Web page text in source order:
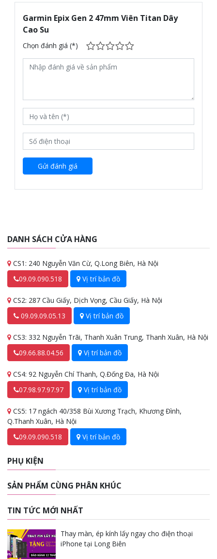
Garmin Epix Gen 2 47mm Viên Titan Dây
Cao Su
Chọn đánh giá (*)
Gửi đánh giá
DANH SÁCH CỬA HÀNG
CS1: 240 Nguyễn Văn Cừ, Q.Long Biên, Hà Nội
09.09.090.518
Vị trí bản đồ
CS2: 287 Cầu Giấy, Dịch Vọng, Cầu Giấy, Hà Nội
09.09.09.05.13
Vị trí bản đồ
CS3: 332 Nguyễn Trãi, Thanh Xuân Trung, Thanh Xuân, Hà Nội
09.66.88.04.56
Vị trí bản đồ
CS4: 92 Nguyễn Chí Thanh, Q.Đống Đa, Hà Nội
07.98.97.97.97
Vị trí bản đồ
CS5: 17 ngách 40/358 Bùi Xương Trạch, Khương Đình,
Q.Thanh Xuân, Hà Nội
09.09.090.518
Vị trí bản đồ
PHỤ KIỆN
SẢN PHẨM CÙNG PHÂN KHÚC
TIN TỨC MỚI NHẤT
Thay màn, ép kính lấy ngay cho điện thoại
iPhone tại Long Biên